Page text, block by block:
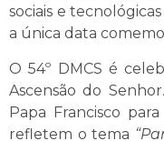
sociais e
a única data
O 54º DMCS é
Ascensão do
Papa Francisco
refletem o tema